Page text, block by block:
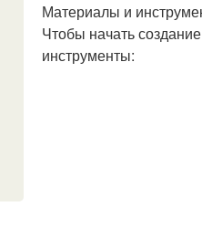
Материалы и
Чтобы начать
инструменты: